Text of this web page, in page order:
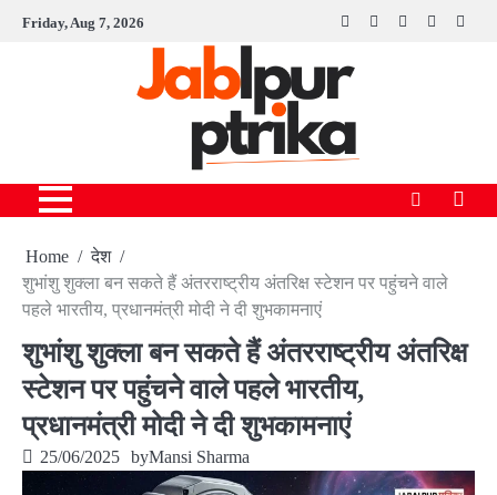
Friday, Aug 7, 2026 Facebookinstagram
twitterlinkedin
Home
देश
शुभांशु शुक्ला बन सकते हैं अंतरराष्ट्रीय अंतरिक्ष स्टेशन पर पहुंचने वाले
पहले भारतीय, प्रधानमंत्री मोदी ने दी शुभकामनाएं
शुभांशु शुक्ला बन सकते हैं अंतरराष्ट्रीय अंतरिक्ष
स्टेशन पर पहुंचने वाले पहले भारतीय,
प्रधानमंत्री मोदी ने दी शुभकामनाएं
25/06/2025 byMansi Sharma